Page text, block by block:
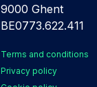
9000 Ghent
BE0773.622.411
Terms and conditions
Privacy policy